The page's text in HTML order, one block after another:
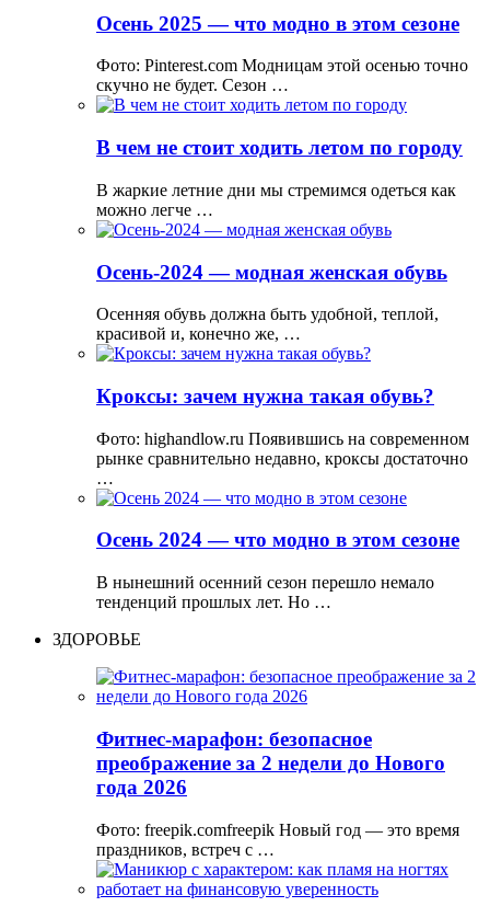
Осень 2025 — что модно в этом сезоне
Фото: Pinterest.com Модницам этой осенью точно
скучно не будет. Сезон …
В чем не стоит ходить летом по городу
В жаркие летние дни мы стремимся одеться как
можно легче …
Осень-2024 — модная женская обувь
Осенняя обувь должна быть удобной, теплой,
красивой и, конечно же, …
Кроксы: зачем нужна такая обувь?
Фото: highandlow.ru Появившись на современном
рынке сравнительно недавно, кроксы достаточно
…
Осень 2024 — что модно в этом сезоне
В нынешний осенний сезон перешло немало
тенденций прошлых лет. Но …
ЗДОРОВЬЕ
Фитнес-марафон: безопасное
преображение за 2 недели до Нового
года 2026
Фото: freepik.comfreepik Новый год — это время
праздников, встреч с …